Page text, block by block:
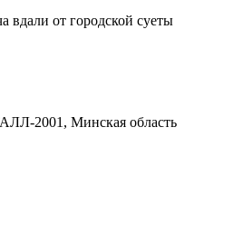
вдали от городской суеты
2001, Минская область